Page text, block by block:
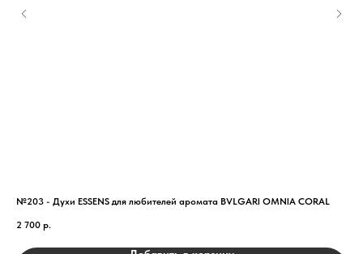
№203 - Духи ESSENS для любителей аромата BVLGARI OMNIA CORAL
2 700 р.